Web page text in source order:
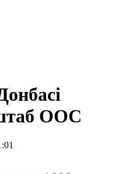
ООС